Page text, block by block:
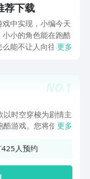
荐下载
中实现，小编今天
小的角色能在跑酷
能不让人向往呢？
更多
NO.1
以时空穿梭为剧情主
酷游戏。您将使用各
穿梭，在不同时间
更多
人预约